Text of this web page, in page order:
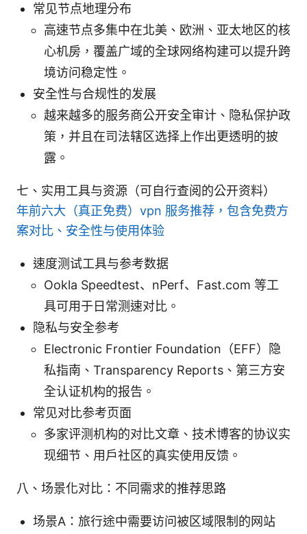
常见节点地理分布
高速节点多集中在北美、欧洲、亚太地区的核
心机房，覆盖广域的全球网络构建可以提升跨
境访问稳定性。
安全性与合规性的发展
越来越多的服务商公开安全审计、隐私保护政
策，并且在司法辖区选择上作出更透明的披
露。
七、实用工具与资源（可自行查阅的公开资料）
年前六大（真正免费）vpn 服务推荐，包含免费方
案对比、安全性与使用体验
速度测试工具与参考数据
Ookla Speedtest、nPerf、Fast.com 等工
具可用于日常测速对比。
隐私与安全参考
Electronic Frontier Foundation（EFF）隐
私指南、Transparency Reports、第三方安
全认证机构的报告。
常见对比参考页面
多家评测机构的对比文章、技术博客的协议实
现细节、用户社区的真实使用反馈。
八、场景化对比：不同需求的推荐思路
场景A：旅行途中需要访问被区域限制的网站